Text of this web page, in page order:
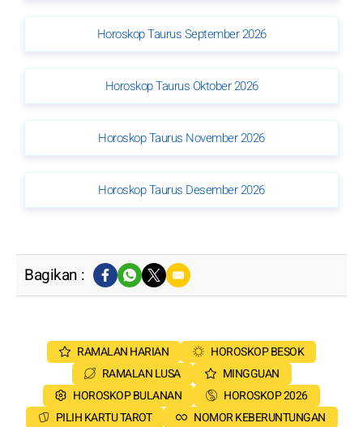
Horoskop Taurus September 2026
Horoskop Taurus Oktober 2026
Horoskop Taurus November 2026
Horoskop Taurus Desember 2026
Bagikan :
RAMALAN HARIAN
HOROSKOP BESOK
RAMALAN LUSA
MINGGUAN
HOROSKOP BULANAN
HOROSKOP 2026
PILIH KARTU TAROT
NOMOR KEBERUNTUNGAN